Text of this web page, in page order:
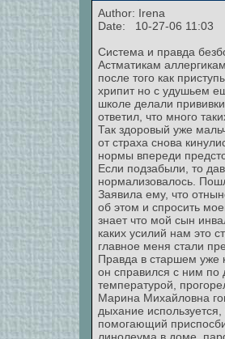
Author: Irena
Date: 10-27-06 11:03
Система и правда
Астматикам
после того как
хрипит но с удушьем
школе делали
ответил, что много
Так здоровый уже
от страха снова
нормы впереди
Если подзабыли, то
нормализовалось.
Заявила ему, что
об этом и спросить
знает что мой сын
каких усилий нам это
главное меня стали
Правда в старшем уже
он справился с ним по
температурой,
Марина Михайловна
дыхание
помогающий